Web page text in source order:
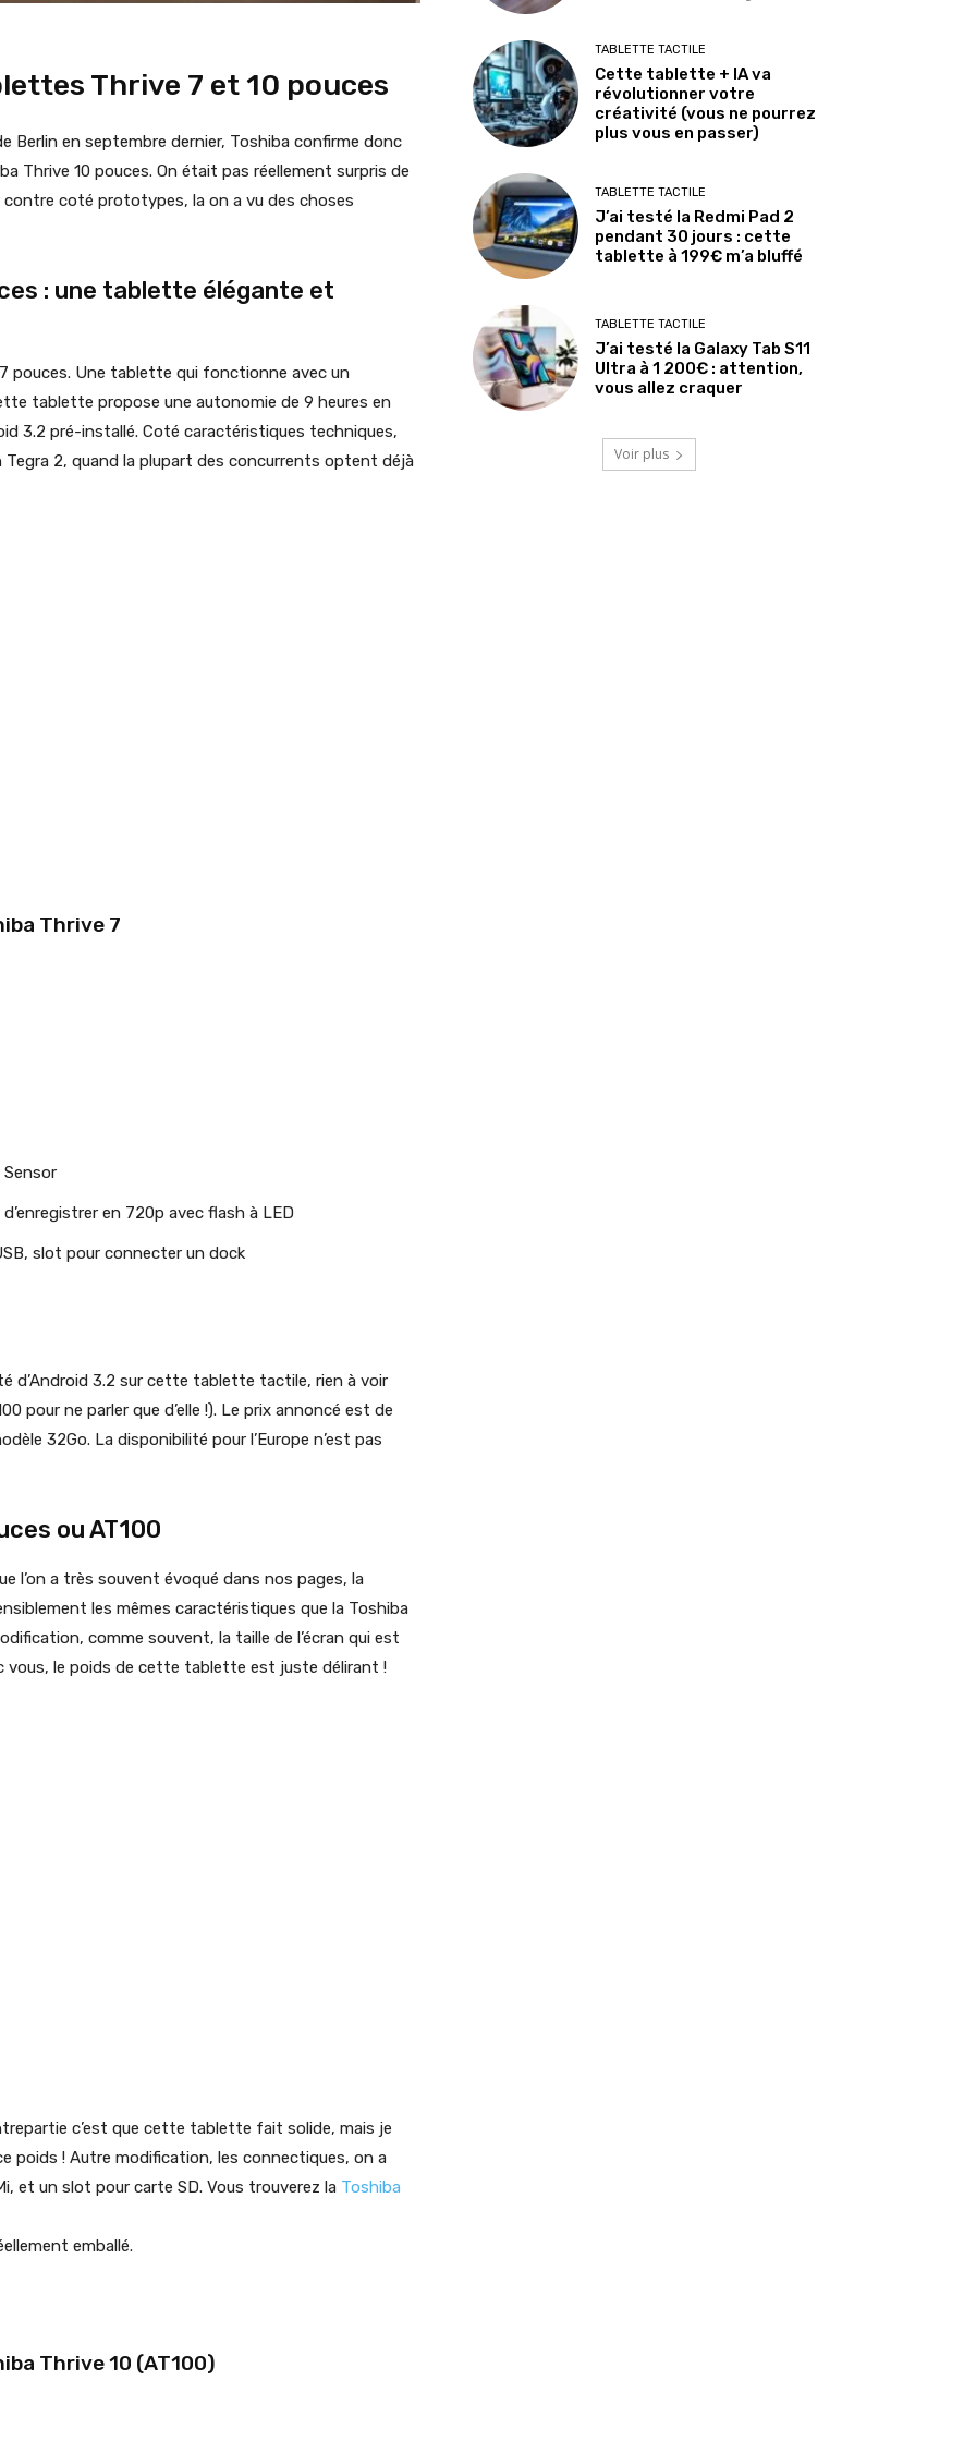
Thrive 7 et 10 pouces
Berlin en septembre dernier, Toshiba confirme donc
Thrive 10 pouces. On était pas réellement surpris de
coté prototypes, la on a vu des choses
: une tablette élégante et
pouces. Une tablette qui fonctionne avec un
tablette propose une autonomie de 9 heures en
3.2 pré-installé. Coté caractéristiques techniques,
2, quand la plupart des concurrents optent déjà
Thrive 7
en 720p avec flash à LED
slot pour connecter un dock
d’Android 3.2 sur cette tablette tactile, rien à voir
pour ne parler que d’elle !). Le prix annoncé est de
32Go. La disponibilité pour l’Europe n’est pas
ou AT100
l’on a très souvent évoqué dans nos pages, la
les mêmes caractéristiques que la Toshiba
comme souvent, la taille de l’écran qui est
vous, le poids de cette tablette est juste délirant !
c’est que cette tablette fait solide, mais je
poids ! Autre modification, les connectiques, on a
et un slot pour carte SD. Vous trouverez la Toshiba
emballé.
Thrive 10 (AT100)
TABLETTE TACTILE
Cette tablette + IA va
révolutionner votre
créativité (vous ne pourrez
plus vous en passer)
TABLETTE TACTILE
J’ai testé la Redmi Pad 2
pendant 30 jours : cette
tablette à 199€ m’a bluffé
TABLETTE TACTILE
J’ai testé la Galaxy Tab S11
Ultra à 1 200€ : attention,
vous allez craquer
Voir plus